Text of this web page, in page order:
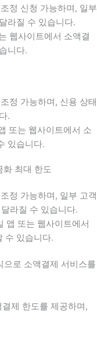
정 신청 가능하며, 일부
라질 수 있습니다.
웹사이트에서 소액결
니다.
정 가능하며, 신용 상태
.
또는 웹사이트에서 소
있습니다.
최대 한도
정 가능하며, 일부 고객
라질 수 있습니다.
앱 또는 웹사이트에서
수 있습니다.
으로 소액결제 서비스를
제 한도를 제공하며,